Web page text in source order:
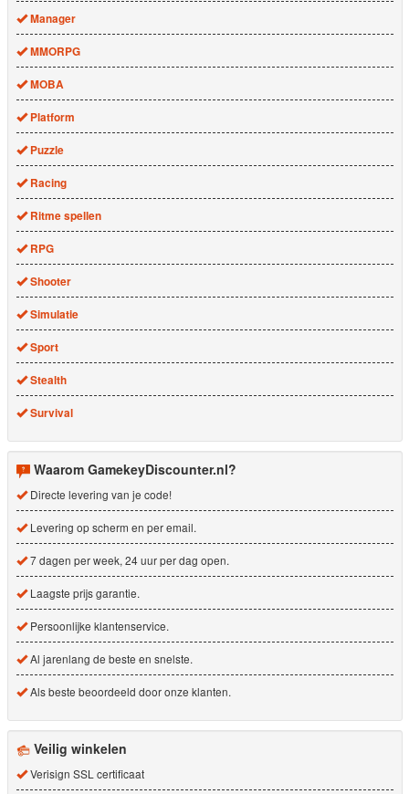
Manager
MMORPG
MOBA
Platform
Puzzle
Racing
Ritme spellen
RPG
Shooter
Simulatie
Sport
Stealth
Survival
Waarom GamekeyDiscounter.nl?
Directe levering van je code!
Levering op scherm en per email.
7 dagen per week, 24 uur per dag open.
Laagste prijs garantie.
Persoonlijke klantenservice.
Al jarenlang de beste en snelste.
Als beste beoordeeld door onze klanten.
Veilig winkelen
Verisign SSL certificaat